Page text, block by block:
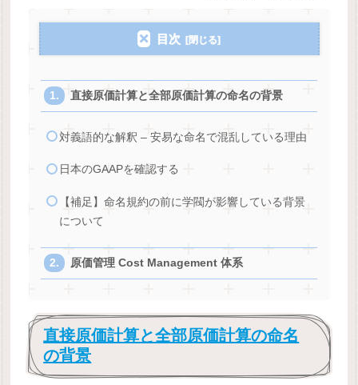
目次
直接原価計算と全部原価計算の命名の背景
対義語的な解釈 – 安易な命名で混乱している理由
日本のGAAPを確認する
【補足】命名規約の前に学閥が影響している背景
について
原価管理 Cost Management 体系
直接原価計算と全部原価計算の命名
の背景